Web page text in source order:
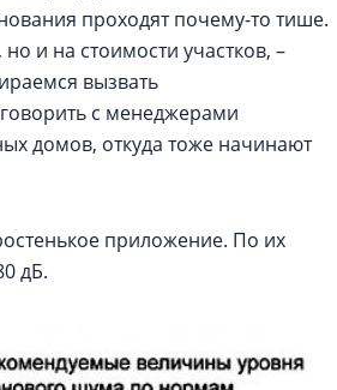
проходят почему-то тише.
и на стоимости участков, –
вызвать
с менеджерами
домов, откуда тоже начинают
приложение. По их
дБ.